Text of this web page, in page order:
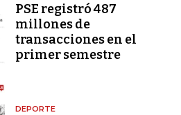
PSE registró 487
millones de
transacciones en el
primer semestre
DEPORTE